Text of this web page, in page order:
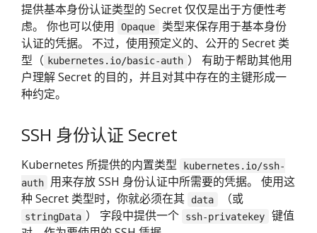
提供基本身份认证类型的 Secret 仅仅是出于方便性考
虑。 你也可以使用
Opaque
类型来保存用于基本身份
认证的凭据。 不过，使用预定义的、公开的 Secret 类
型（ kubernetes.io/basic-auth ） 有助于帮助其他用
户理解 Secret 的目的，并且对其中存在的主键形成一
种约定。
SSH 身份认证 Secret
Kubernetes 所提供的内置类型
kubernetes.io/ssh-
auth
用来存放 SSH 身份认证中所需要的凭据。 使用这
种 Secret 类型时，你就必须在其
data （或
stringData ） 字段中提供一个 ssh-privatekey
键值